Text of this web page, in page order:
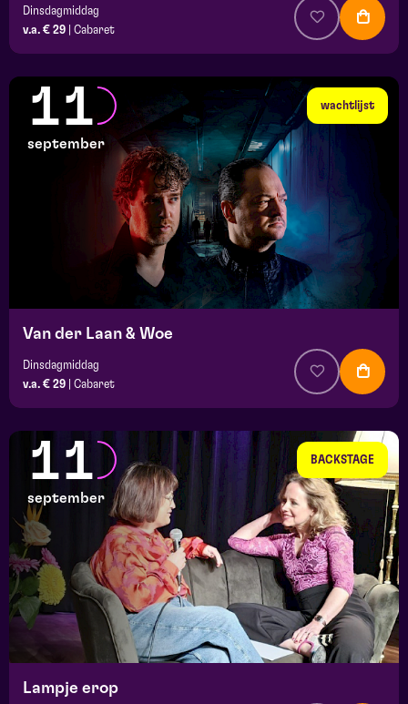
Dinsdagmiddag
v.a. € 29
Cabaret
wachtlijst
11
september
Van der Laan & Woe
Dinsdagmiddag
v.a. € 29
Cabaret
BACKSTAGE
11
september
Lampje erop